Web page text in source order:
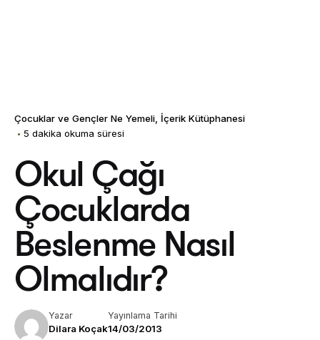
Çocuklar ve Gençler Ne Yemeli İçerik Kütüphanesi
5 dakika okuma süresi
Okul Çağı
Çocuklarda
Beslenme Nasıl
Olmalıdır?
Yazar
Dilara Koçak
Yayınlama Tarihi
14/03/2013